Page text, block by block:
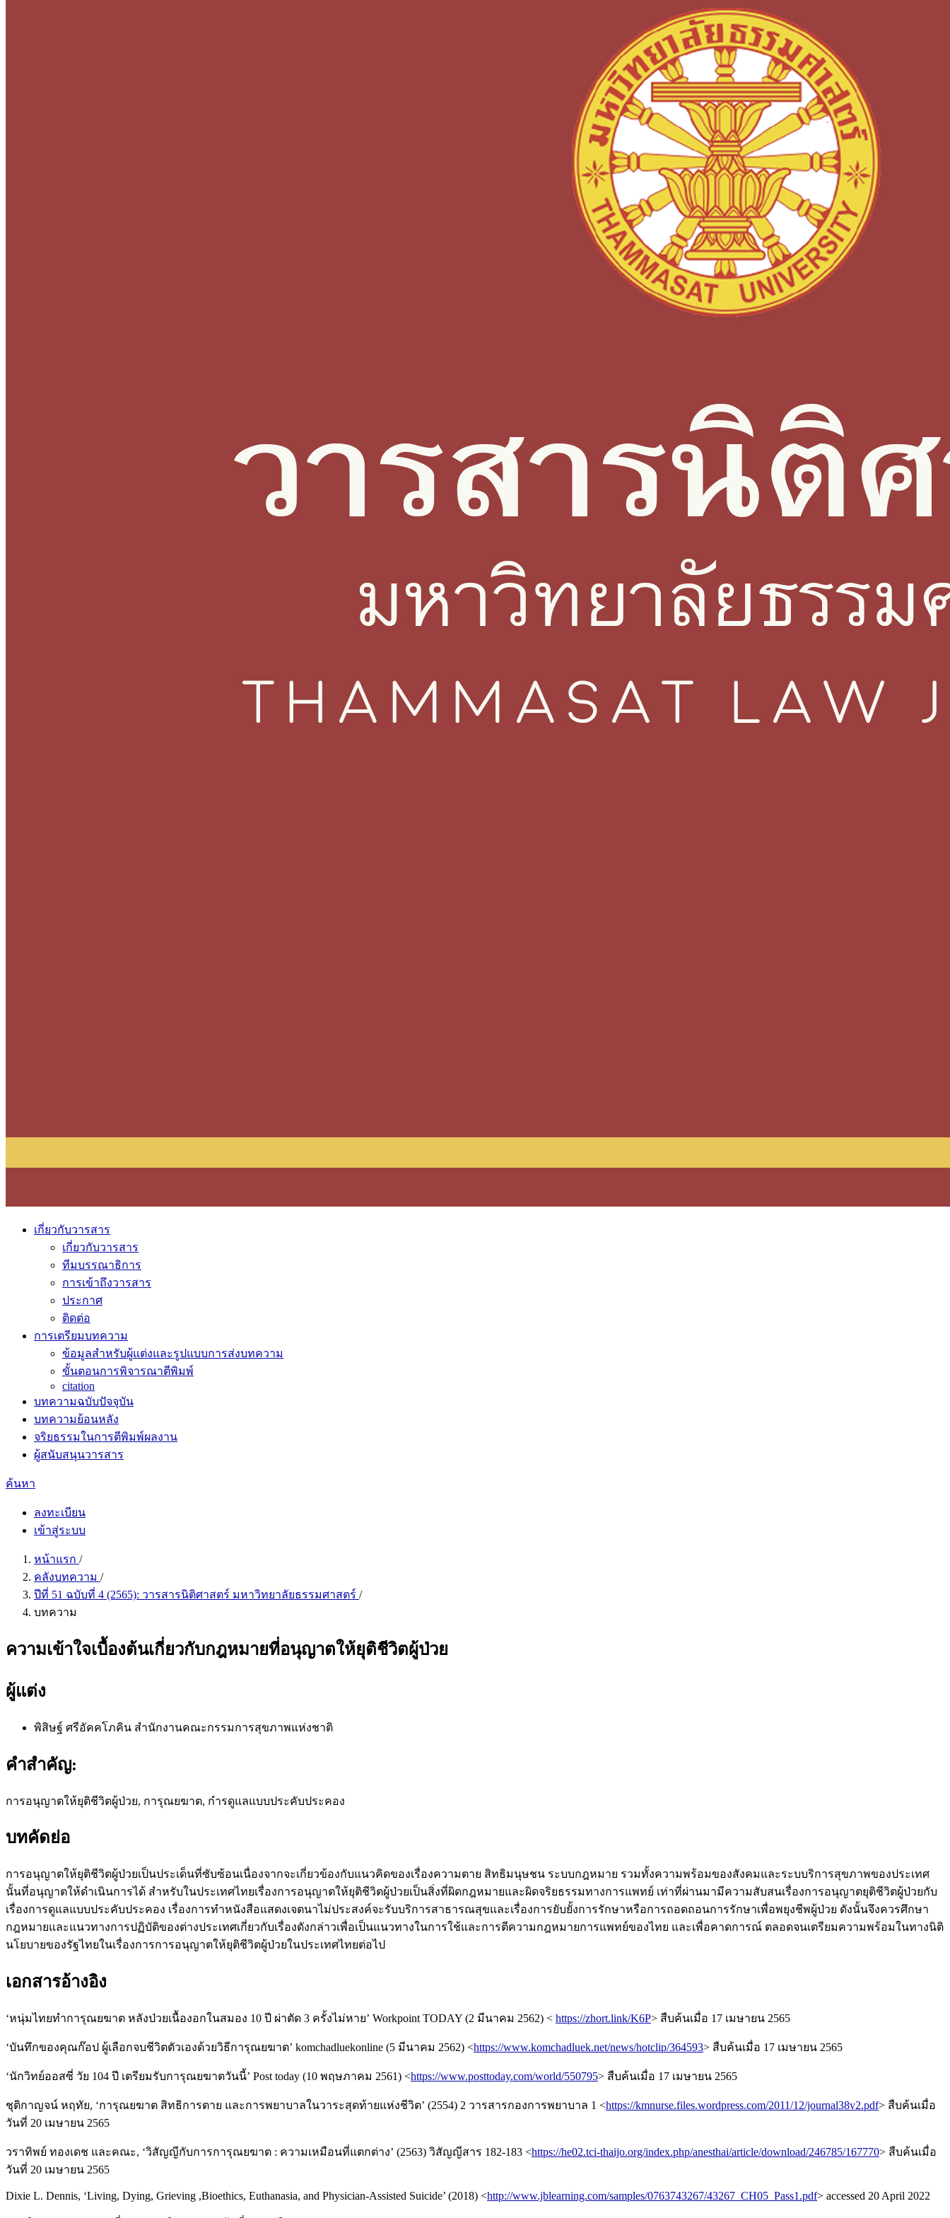
เกี่ยวกับวารสาร
เกี่ยวกับวารสาร
ทีมบรรณาธิการ
การเข้าถึงวารสาร
ประกาศ
ติดต่อ
การเตรียมบทความ
ข้อมูลสำหรับผู้แต่งและรูปแบบการส่งบทความ
ขั้นตอนการพิจารณาตีพิมพ์
citation
บทความฉบับปัจจุบัน
บทความย้อนหลัง
จริยธรรมในการตีพิมพ์ผลงาน
ผู้สนับสนุนวารสาร
ค้นหา
ลงทะเบียน
เข้าสู่ระบบ
หน้าแรก /
คลังบทความ /
ปีที่ 51 ฉบับที่ 4 (2565): วารสารนิติศาสตร์ มหาวิทยาลัยธรรมศาสตร์ /
บทความ
ความเข้าใจเบื้องต้นเกี่ยวกับกฎหมายที่อนุญาตให้ยุติชีวิตผู้ป่วย
ผู้แต่ง
พิสิษฐ์ ศรีอัคคโภคิน สำนักงานคณะกรรมการสุขภาพแห่งชาติ
คำสำคัญ:
การอนุญาตให้ยุติชีวิตผู้ป่วย, การุณยฆาต, กำรดูแลแบบประคับประคอง
บทคัดย่อ
การอนุญาตให้ยุติชีวิตผู้ป่วยเป็นประเด็นที่ซับซ้อนเนื่องจากจะเกี่ยวข้องกับแนวคิดของเรื่องความตาย สิทธิมนุษชน ระบบกฎหมาย รวมทั้งความพร้อมของสังคมและระบบริการสุขภาพของประเทศ
นั้นที่อนุญาตให้ดำเนินการได้ สำหรับในประเทศไทยเรื่องการอนุญาตให้ยุติชีวิตผู้ป่วยเป็นสิ่งที่ผิดกฎหมายและผิดจริยธรรมทางการแพทย์ เท่าที่ผ่านมามีความสับสนเรื่องการอนุญาตยุติชีวิตผู้ป่วยกับ
เรื่องการดูแลแบบประคับประคอง เรื่องการทำหนังสือแสดงเจตนาไม่ประสงค์จะรับบริการสาธารณสุขและเรื่องการยับยั้งการรักษาหรือการถอดถอนการรักษาเพื่อพยุงชีพผู้ป่วย ดังนั้นจึงควรศึกษา
กฎหมายและแนวทางการปฏิบัติของต่างประเทศเกี่ยวกับเรื่องดังกล่าวเพื่อเป็นแนวทางในการใช้และการตีความกฎหมายการแพทย์ของไทย และเพื่อคาดการณ์ ตลอดจนเตรียมความพร้อมในทางนิติ
นโยบายของรัฐไทยในเรื่องการการอนุญาตให้ยุติชีวิตผู้ป่วยในประเทศไทยต่อไป
เอกสารอ้างอิง
‘หนุ่มไทยทำการุณยฆาต หลังป่วยเนื้องอกในสมอง 10 ปี ผ่าตัด 3 ครั้งไม่หาย’ Workpoint TODAY (2 มีนาคม 2562) < https://zhort.link/K6P> สืบค้นเมื่อ 17 เมษายน 2565
‘บันทึกของคุณก๊อป ผู้เลือกจบชีวิตตัวเองด้วยวิธีการุณยฆาต’ komchadluekonline (5 มีนาคม 2562) <https://www.komchadluek.net/news/hotclip/364593> สืบค้นเมื่อ 17 เมษายน 2565
‘นักวิทย์ออสซี่ วัย 104 ปี เตรียมรับการุณยฆาตวันนี้’ Post today (10 พฤษภาคม 2561) <https://www.posttoday.com/world/550795> สืบค้นเมื่อ 17 เมษายน 2565
ชุติกาญจน์ หฤทัย, ‘การุณยฆาต สิทธิการตาย และการพยาบาลในวาระสุดท้ายแห่งชีวิต’ (2554) 2 วารสารกองการพยาบาล 1 <https://kmnurse.files.wordpress.com/2011/12/journal38v2.pdf> สืบค้นเมื่อ
วันที่ 20 เมษายน 2565
วราทิพย์ ทองเดช และคณะ, ‘วิสัญญีกับการการุณยฆาต : ความเหมือนที่แตกต่าง’ (2563) วิสัญญีสาร 182-183 <https://he02.tci-thaijo.org/index.php/anesthai/article/download/246785/167770> สืบค้นเมื่อ
วันที่ 20 เมษายน 2565
Dixie L. Dennis, ‘Living, Dying, Grieving ,Bioethics, Euthanasia, and Physician-Assisted Suicide’ (2018) <http://www.jblearning.com/samples/0763743267/43267_CH05_Pass1.pdf> accessed 20 April 2022